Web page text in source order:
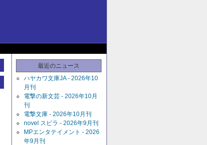
最近のニュース
ハヤカワ文庫JA - 2026年10
月刊
電撃の新文芸 - 2026年10月
刊
電撃文庫 - 2026年10月刊
novel スピラ - 2026年9月刊
MPエンタテイメント - 2026
年9月刊